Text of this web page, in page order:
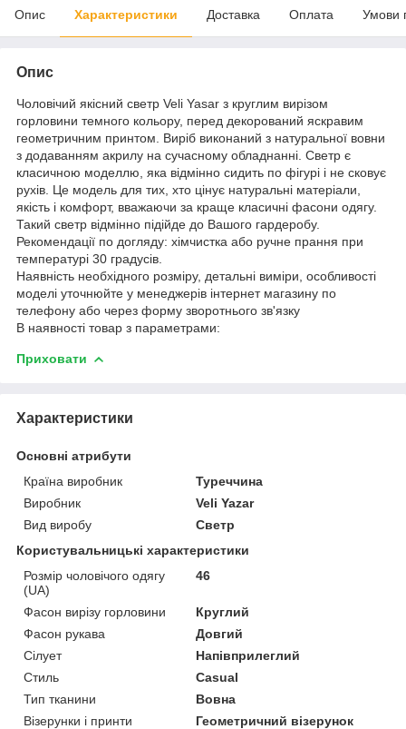
Опис Характеристики Доставка Оплата Умови
Опис
Чоловічий якісний светр Veli Yasar з круглим вирізом
горловини темного кольору, перед декорований яскравим
геометричним принтом. Виріб виконаний з натуральної вовни
з додаванням акрилу на сучасному обладнанні. Светр є
класичною моделлю, яка відмінно сидить по фігурі і не сковує
рухів. Це модель для тих, хто цінує натуральні матеріали,
якість і комфорт, вважаючи за краще класичні фасони одягу.
Такий светр відмінно підійде до Вашого гардеробу.
Рекомендації по догляду: хімчистка або ручне прання при
температурі 30 градусів.
Наявність необхідного розміру, детальні виміри, особливості
моделі уточнюйте у менеджерів інтернет магазину по
телефону або через форму зворотнього зв'язку
В наявності товар з параметрами:
Приховати
Характеристики
Основні атрибути
Країна виробник
Туреччина
Виробник
Veli Yazar
Вид виробу
Светр
Користувальницькі характеристики
Розмір чоловічого одягу
(UA)
46
Фасон вирізу горловини
Круглий
Фасон рукава
Довгий
Сілует
Напівприлеглий
Стиль
Casual
Тип тканини
Вовна
Візерунки і принти
Геометричний візерунок